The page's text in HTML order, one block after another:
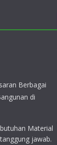
Berbagai
di
Material
jawab.